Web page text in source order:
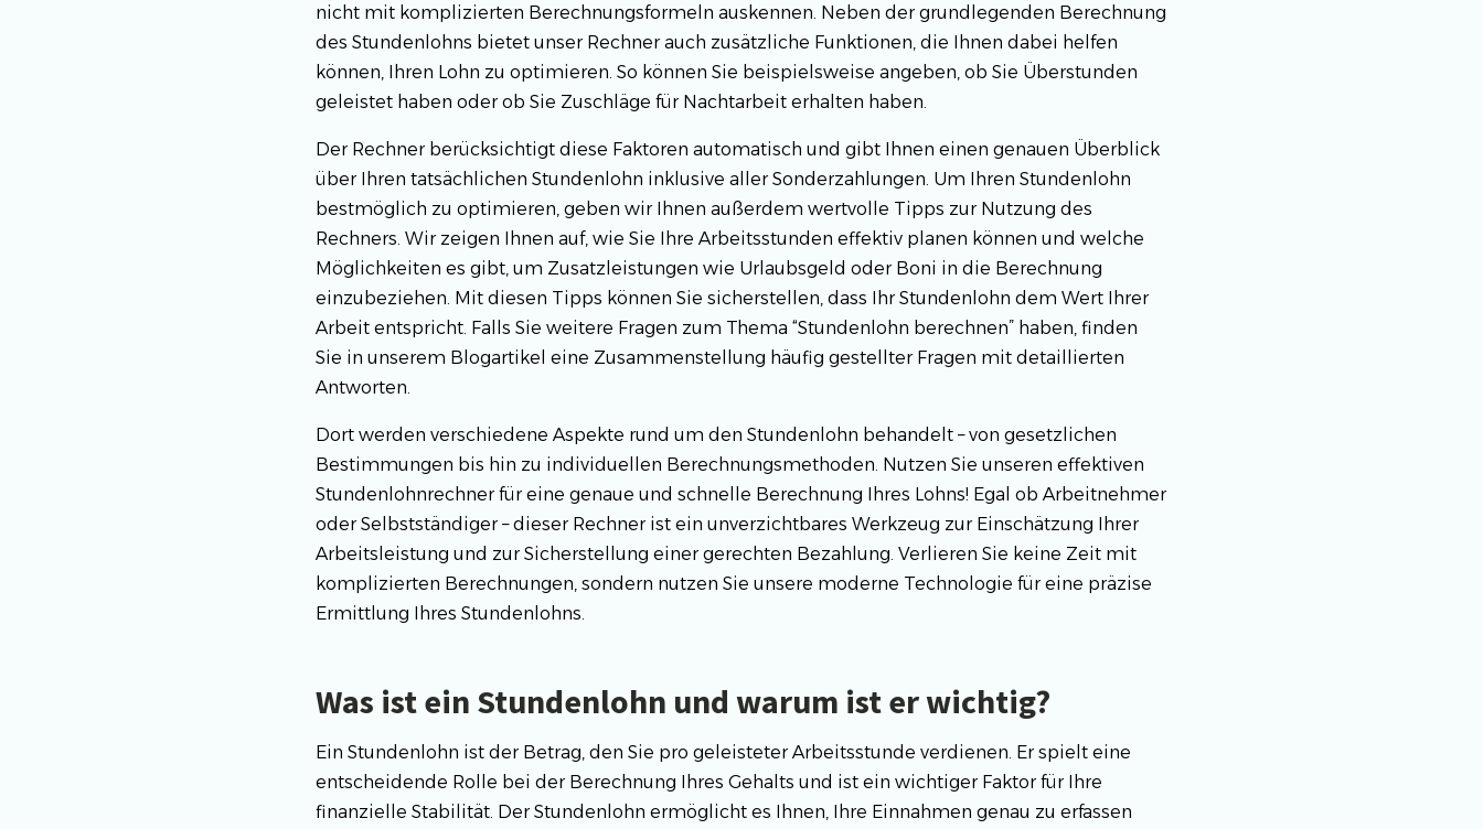
nicht mit komplizierten Berechnungsformeln auskennen. Neben der grundlegenden Berechnung
des Stundenlohns bietet unser Rechner auch zusätzliche Funktionen, die Ihnen dabei helfen
können, Ihren Lohn zu optimieren. So können Sie beispielsweise angeben, ob Sie Überstunden
geleistet haben oder ob Sie Zuschläge für Nachtarbeit erhalten haben.
Der Rechner berücksichtigt diese Faktoren automatisch und gibt Ihnen einen genauen Überblick
über Ihren tatsächlichen Stundenlohn inklusive aller Sonderzahlungen. Um Ihren Stundenlohn
bestmöglich zu optimieren, geben wir Ihnen außerdem wertvolle Tipps zur Nutzung des
Rechners. Wir zeigen Ihnen auf, wie Sie Ihre Arbeitsstunden effektiv planen können und welche
Möglichkeiten es gibt, um Zusatzleistungen wie Urlaubsgeld oder Boni in die Berechnung
einzubeziehen. Mit diesen Tipps können Sie sicherstellen, dass Ihr Stundenlohn dem Wert Ihrer
Arbeit entspricht. Falls Sie weitere Fragen zum Thema “Stundenlohn berechnen” haben, finden
Sie in unserem Blogartikel eine Zusammenstellung häufig gestellter Fragen mit detaillierten
Antworten.
Dort werden verschiedene Aspekte rund um den Stundenlohn behandelt – von gesetzlichen
Bestimmungen bis hin zu individuellen Berechnungsmethoden. Nutzen Sie unseren effektiven
Stundenlohnrechner für eine genaue und schnelle Berechnung Ihres Lohns! Egal ob Arbeitnehmer
oder Selbstständiger – dieser Rechner ist ein unverzichtbares Werkzeug zur Einschätzung Ihrer
Arbeitsleistung und zur Sicherstellung einer gerechten Bezahlung. Verlieren Sie keine Zeit mit
komplizierten Berechnungen, sondern nutzen Sie unsere moderne Technologie für eine präzise
Ermittlung Ihres Stundenlohns.
Was ist ein Stundenlohn und warum ist er wichtig?
Ein Stundenlohn ist der Betrag, den Sie pro geleisteter Arbeitsstunde verdienen. Er spielt eine
entscheidende Rolle bei der Berechnung Ihres Gehalts und ist ein wichtiger Faktor für Ihre
finanzielle Stabilität. Der Stundenlohn ermöglicht es Ihnen, Ihre Einnahmen genau zu erfassen